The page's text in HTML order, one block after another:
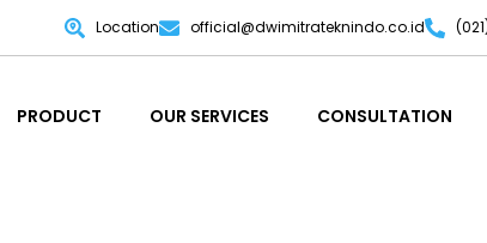
Location official@dwimitrateknindo.co.id
PRODUCT OUR SERVICES CONSULTATION